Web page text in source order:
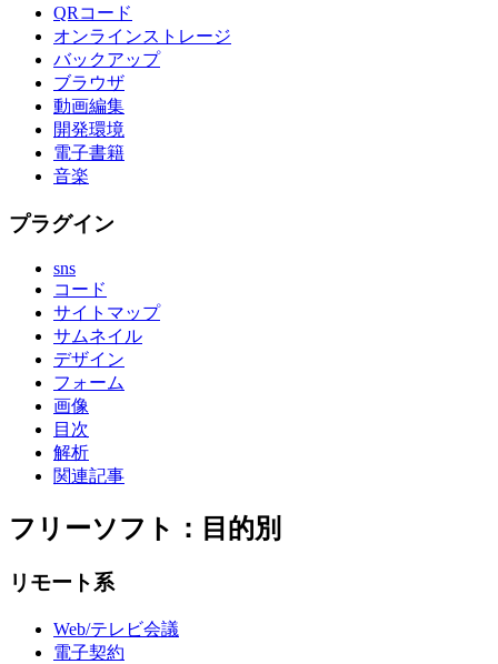
QRコード
オンラインストレージ
バックアップ
ブラウザ
動画編集
開発環境
電子書籍
音楽
プラグイン
sns
コード
サイトマップ
サムネイル
デザイン
フォーム
画像
目次
解析
関連記事
フリーソフト：目的別
リモート系
Web/テレビ会議
電子契約